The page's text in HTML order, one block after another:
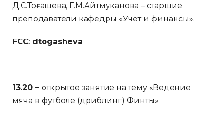
Д.С.Тоғашева, Г.М.Айтмуканова – старшие
преподаватели кафедры «Учет и финансы».
FCC: dtogasheva
13.20 – открытое занятие на тему «Ведение
мяча в футболе (дриблинг) Финты»